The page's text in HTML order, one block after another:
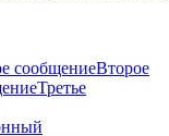
сообщениеВторое
Третье